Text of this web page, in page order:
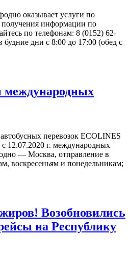
оказывает услуги по
информации по
по телефонам: 8 (0152) 62-
будние дни с 8:00 до 17:00 (обед с
международных
перевозок ECOLINES
12.07.2020 г. международных
— Москва, отправление в
воскресеньям и понедельникам;
Возобновились
на Республику